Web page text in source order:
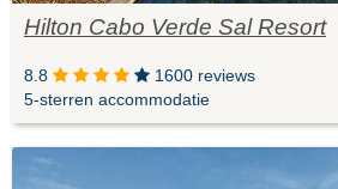
Hilton Cabo Verde Sal Resort
8.8
1600 reviews
5-sterren accommodatie